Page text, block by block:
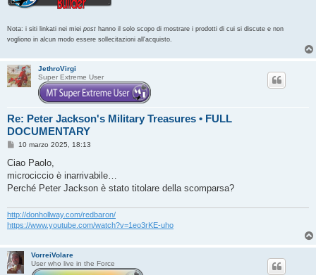
Nota: i siti linkati nei miei post hanno il solo scopo di mostrare i prodotti di cui si discute e non
vogliono in alcun modo essere sollecitazioni all'acquisto.
JethroVirgi
Super Extreme User
Re: Peter Jackson's Military Treasures • FULL
DOCUMENTARY
M
s
a
g
o
10 marzo 2025, 18:13
Ciao Paolo,
microciccio è inarrivabile…
Perché Peter Jackson è stato titolare della scomparsa?
http://donhollway.com/redbaron/
https://www.youtube.com/watch?v=1eo3rKE-uho
VorreiVolare
User who live in the Force